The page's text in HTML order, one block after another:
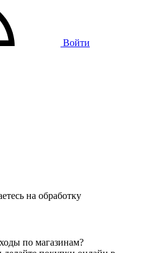
Войти
на обработку
по магазинам?